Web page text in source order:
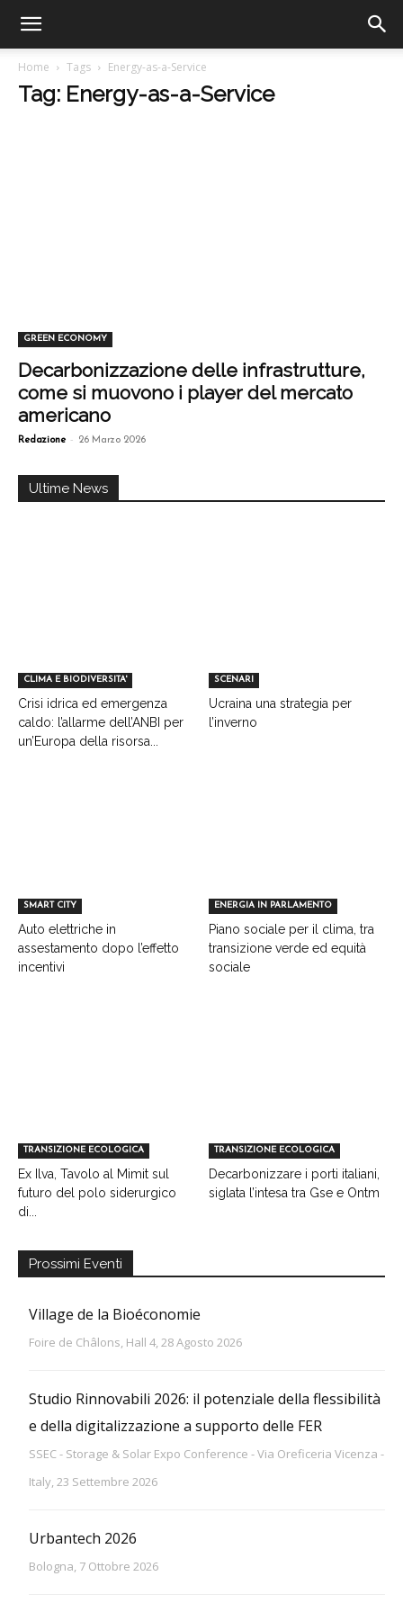
Home Tags Energy-as-a-Service
Tag: Energy-as-a-Service
GREEN ECONOMY
Decarbonizzazione delle infrastrutture,
come si muovono i player del mercato
americano
Redazione - 26 Marzo 2026
Ultime News
CLIMA E BIODIVERSITA'
Crisi idrica ed emergenza
caldo: l’allarme dell’ANBI per
un’Europa della risorsa...
SCENARI
Ucraina una strategia per
l’inverno
SMART CITY
Auto elettriche in
assestamento dopo l’effetto
incentivi
ENERGIA IN PARLAMENTO
Piano sociale per il clima, tra
transizione verde ed equità
sociale
TRANSIZIONE ECOLOGICA
Ex Ilva, Tavolo al Mimit sul
futuro del polo siderurgico
di...
TRANSIZIONE ECOLOGICA
Decarbonizzare i porti italiani,
siglata l’intesa tra Gse e Ontm
Prossimi Eventi
Village de la Bioéconomie
Foire de Châlons, Hall 4, 28 Agosto 2026
Studio Rinnovabili 2026: il potenziale della flessibilità
e della digitalizzazione a supporto delle FER
SSEC - Storage & Solar Expo Conference - Via Oreficeria Vicenza -
Italy, 23 Settembre 2026
Urbantech 2026
Bologna, 7 Ottobre 2026